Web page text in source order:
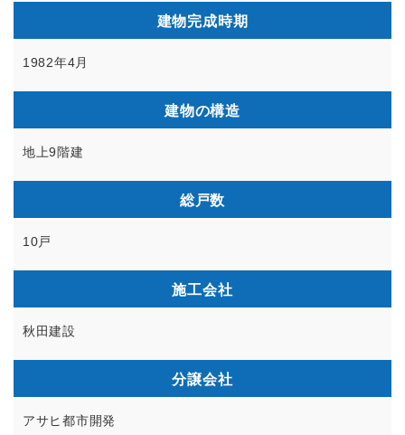
建物完成時期
1982年4月
建物の構造
地上9階建
総戸数
10戸
施工会社
秋田建設
分譲会社
アサヒ都市開発